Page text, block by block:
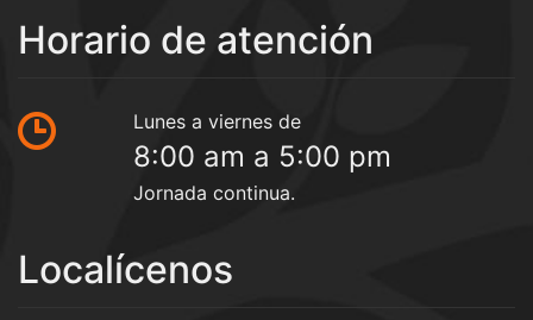
Horario de atención
Lunes a viernes de
8:00 am a 5:00 pm
Jornada continua.
Localícenos